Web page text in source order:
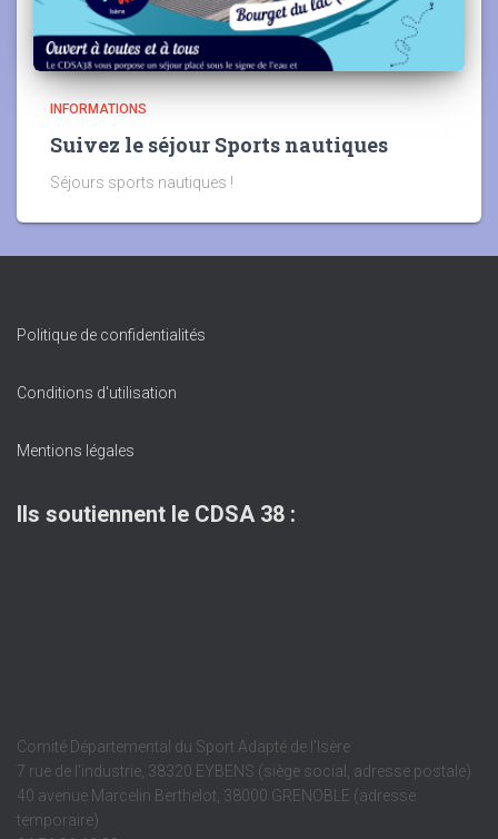
INFORMATIONS
Suivez le séjour Sports nautiques
Séjours sports nautiques !
Politique de confidentialités
Conditions d'utilisation
Mentions légales
Ils soutiennent le CDSA 38 :
Comité Départemental du Sport Adapté de l'Isère
7 rue de l'industrie, 38320 EYBENS (siège social, adresse postale)
40 avenue Marcelin Berthelot, 38000 GRENOBLE (adresse
temporaire)